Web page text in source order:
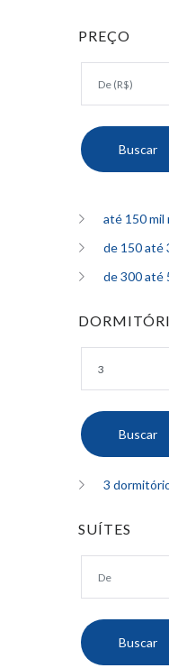
PREÇO
até 150 mil
de 150 até
de 300 até
3
SUÍTES